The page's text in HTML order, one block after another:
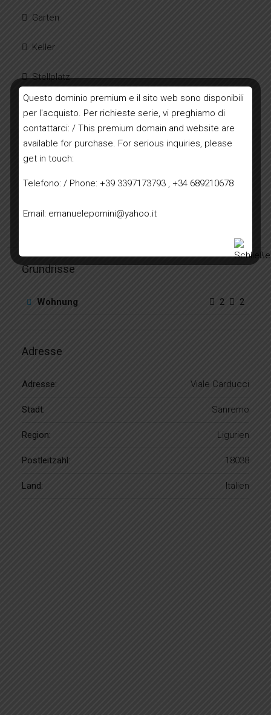
Garten
Keller
Stellplatz
Unabhängige Heizung
Energieklasse:
Grundrisse
Wohnung 2 2
Adresse
Adresse: Viale Carducci
Stadt: Sanremo
Region: Ligurien
Postleitzahl: 18038
Land: Italien
Questo dominio premium e il sito web sono disponibili
per l'acquisto. Per richieste serie, vi preghiamo di
contattarci: / This premium domain and website are
available for purchase. For serious inquiries, please
get in touch:
Telefono: / Phone: +39 3397173793 , +34 689210678
Email: emanuelepomini@yahoo.it